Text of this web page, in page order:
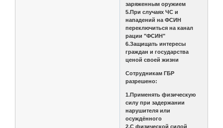
заряженным оружием
5.При случаях ЧС и
нападений на ФСИН
переключиться на канал
рации "ФСИН"
6.Защищать интересы
граждан и государства
ценой своей жизни
Сотрудникам ГБР
разрешено:
1.Применять физическую
силу при задержании
нарушителя или
осуждённого
2.С физической силой